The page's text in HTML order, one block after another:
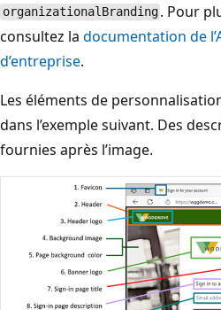
organizationalBranding . Pour
consultez la documentation de
d’entreprise.
Les éléments de
dans l’exemple suivant. Des
fournies après l’image.